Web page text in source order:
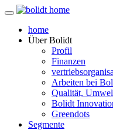
home
ÜberBolidt
Profil
Finanzen
Arbeiten bei
Qualität,
Bolidt
Greendots
Segmente